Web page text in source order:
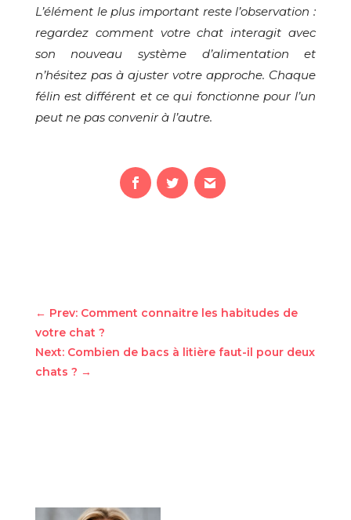
L’élément le plus important reste l’observation :
regardez comment votre chat interagit avec
son nouveau système d’alimentation et
n’hésitez pas à ajuster votre approche. Chaque
félin est différent et ce qui fonctionne pour l’un
peut ne pas convenir à l’autre.
← Prev: Comment connaitre les habitudes de
votre chat ?
Next: Combien de bacs à litière faut-il pour deux
chats ? →